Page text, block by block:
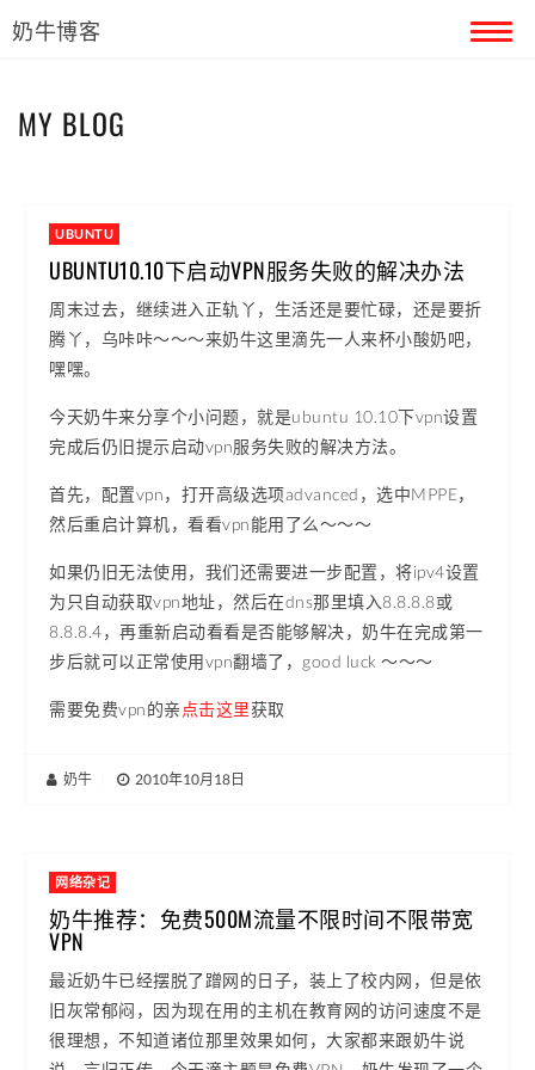
奶牛博客
MY BLOG
UBUNTU
UBUNTU10.10下启动VPN服务失败的解决办法
周末过去，继续进入正轨丫，生活还是要忙碌，还是要折
腾丫，乌咔咔～～～来奶牛这里滴先一人来杯小酸奶吧，
嘿嘿。
今天奶牛来分享个小问题，就是ubuntu 10.10下vpn设置
完成后仍旧提示启动vpn服务失败的解决方法。
首先，配置vpn，打开高级选项advanced，选中MPPE，
然后重启计算机，看看vpn能用了么～～～
如果仍旧无法使用，我们还需要进一步配置，将ipv4设置
为只自动获取vpn地址，然后在dns那里填入8.8.8.8或
8.8.8.4，再重新启动看看是否能够解决，奶牛在完成第一
步后就可以正常使用vpn翻墙了，good luck ～～～
需要免费vpn的亲 点击这里获取
奶牛 2010年10月18日
网络杂记
奶牛推荐：免费500M流量不限时间不限带宽
VPN
最近奶牛已经摆脱了蹭网的日子，装上了校内网，但是依
旧灰常郁闷，因为现在用的主机在教育网的访问速度不是
很理想，不知道诸位那里效果如何，大家都来跟奶牛说